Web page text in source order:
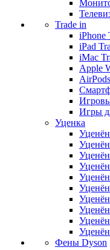
Trade in
iPhone
iPad
iMac
Apple
Игры
Уценка
Фены Dyson